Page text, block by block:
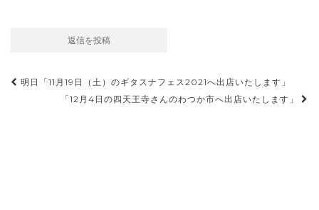
投明日「11月19日（土）のギタスナフェス2021へ出店いたします」
「12月4日の四天王寺さんのわつか市へ出店いたします」